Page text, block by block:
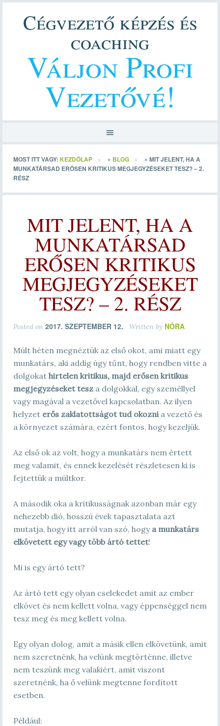
Cégvezető képzés és
coaching
Váljon Profi
Vezetővé!
MOST ITT VAGY: KEZDŐLAP » BLOG » MIT JELENT, HA A
MUNKATÁRSAD ERŐSEN KRITIKUS MEGJEGYZÉSEKET TESZ? – 2.
RÉSZ
MIT JELENT, HA A
MUNKATÁRSAD
ERŐSEN KRITIKUS
MEGJEGYZÉSEKET
TESZ? – 2. RÉSZ
Posted on 2017. SZEPTEMBER 12. Written by NÓRA
Múlt héten megnéztük az első okot, ami miatt egy
munkatárs, aki addig úgy tűnt, hogy rendben vitte a
dolgokat hirtelen kritikus, majd erősen kritikus
megjegyzéseket tesza dolgokkal, egy személlyel
vagy magával a vezetővel kapcsolatban. Az ilyen
helyzet erős zaklatottságot tud okoznia vezető és
a környezet számára, ezért fontos, hogy kezeljük.
Az első ok az volt, hogy a munkatárs nem értett
meg valamit, és ennek kezelését részletesen ki is
fejtettük a múltkor.
A második oka a kritikusságnak azonban már egy
nehezebb dió, hosszú évek tapasztalata azt
mutatja, hogy itt arról van szó, hogy a munkatárs
elkövetett egy vagy több ártó tettet!
Mi is egy ártó tett?
Az ártó tett egy olyan cselekedet amit az ember
elkövet és nem kellett volna, vagy éppenséggel nem
tesz meg és meg kellett volna.
Egy olyan dolog, amit a másik ellen elkövetünk, amit
nem szeretnénk, ha velünk megtörténne, illetve
nem teszünk meg valakiért, amit viszont
szeretnénk, ha ő velünk megtenne fordított
esetben.
Például: